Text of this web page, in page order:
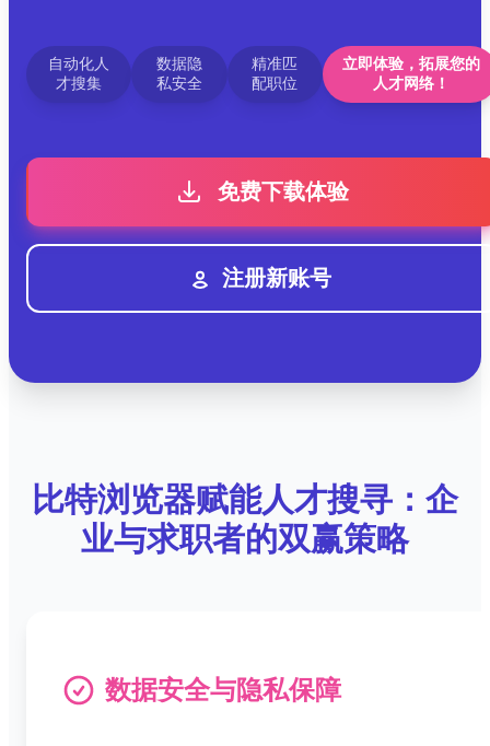
自动化人
才搜集
数据隐
私安全
精准匹
配职位
立即体验，拓展您的
人才网络！
免费下载体验
注册新账号
比特浏览器赋能人才搜寻：企
业与求职者的双赢策略
数据安全与隐私保障